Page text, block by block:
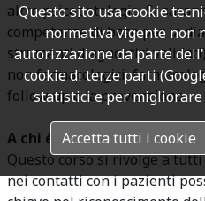
altre psicopatologie. Si
competenze di base per la
strumenti diagnostici
non farmacologici,
follow up e la prevenzione.
A chi è dedicato questo
Questo corso si rivolge a
nei contatti con i pazienti
Questo sito usa cookie
normativa vigente non
autorizzazione da parte
cookie di terze parti
statistici e per migliorare
Accetta tutti i cookie